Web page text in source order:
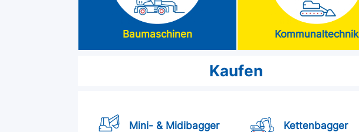
Baumaschinen Kommunaltechnik
Kaufen
Mini- & Midibagger Kettenbagger